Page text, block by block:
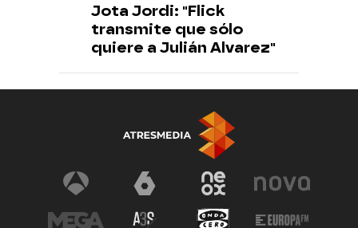
Jota Jordi: "Flick
transmite que sólo
quiere a Julián Alvarez"